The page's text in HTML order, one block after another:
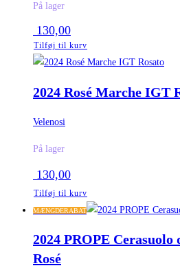
På lager
130,00
Tilføj til kurv
2024 Rosé Marche IGT
Velenosi
På lager
130,00
Tilføj til kurv
MÆNGDERABAT
2024 PROPE Cerasuolo
Rosé